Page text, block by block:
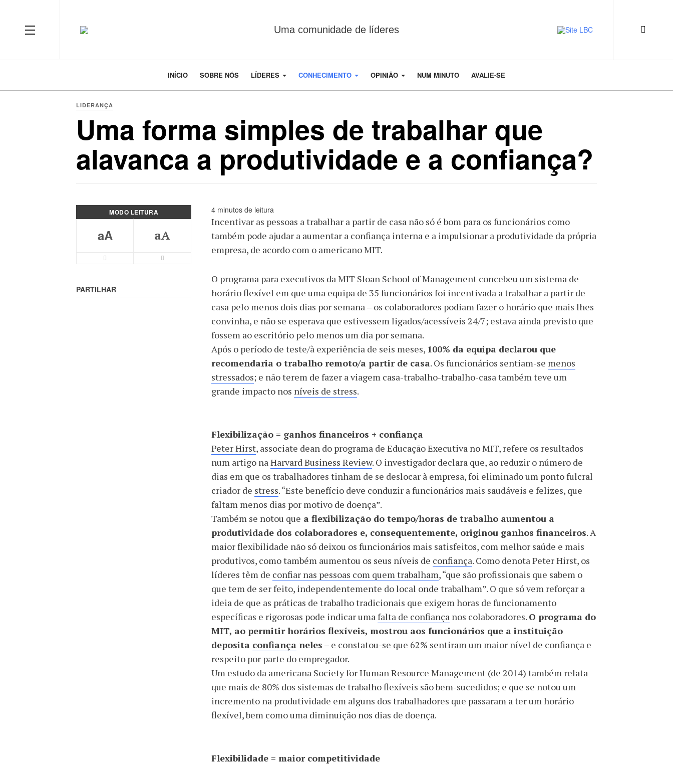
Uma comunidade de líderes
INÍCIO SOBRE NÓS LÍDERES CONHECIMENTO OPINIÃO NUM MINUTO AVALIE-SE
LIDERANÇA
Uma forma simples de trabalhar que
alavanca a produtividade e a confiança?
MODO LEITURA
aA aA
PARTILHAR
4 minutos de leitura
Incentivar as pessoas a trabalhar a partir de casa não só é bom para os funcionários como
também pode ajudar a aumentar a confiança interna e a impulsionar a produtividade da própria
empresa, de acordo com o americano MIT.
O programa para executivos daMIT Sloan School of Management concebeu um sistema de
horário flexível em que uma equipa de 35 funcionários foi incentivada a trabalhar a partir de
casa pelo menos dois dias por semana – os colaboradores podiam fazer o horário que mais lhes
convinha, e não se esperava que estivessem ligados/acessíveis 24/7; estava ainda previsto que
fossem ao escritório pelo menos um dia por semana.
Após o período de teste/à experiência de seis meses, 100% da equipa declarou que
recomendaria o trabalho remoto/a partir de casa. Os funcionários sentiam-se menos
stressados; e não terem de fazer a viagem casa-trabalho-trabalho-casa também teve um
grande impacto nos níveis de stress.
Flexibilização = ganhos financeiros + confiança
Peter Hirst, associate dean do programa de Educação Executiva no MIT, refere os resultados
num artigo naHarvard Business Review. O investigador declara que, ao reduzir o número de
dias em que os trabalhadores tinham de se deslocar à empresa, foi eliminado um ponto fulcral
criador de stress. “Este benefício deve conduzir a funcionários mais saudáveis ​​e felizes, que
faltam menos dias por motivo de doença”.
Também se notou que a flexibilização do tempo/horas de trabalho aumentou a
produtividade dos colaboradores e, consequentemente, originou ganhos financeiros. A
maior flexibilidade não só deixou os funcionários mais satisfeitos, com melhor saúde e mais
produtivos, como também aumentou os seus níveis de confiança. Como denota Peter Hirst, os
líderes têm de confiar nas pessoas com quem trabalham, “que são profissionais que sabem o
que tem de ser feito, independentemente do local onde trabalham”. O que só vem reforçar a
ideia de que as práticas de trabalho tradicionais que exigem horas de funcionamento
específicas e rigorosas pode indicar umafalta de confiança nos colaboradores. O programa do
MIT, ao permitir horários flexíveis, mostrou aos funcionários que a instituição
deposita confiança neles – e constatou-se que 62% sentiram um maior nível de confiança e
respeito por parte do empregador.
Um estudo da americana Society for Human Resource Management (de 2014) também relata
que mais de 80% dos sistemas de trabalho flexíveis são bem-sucedidos; e que se notou um
incremento na produtividade em alguns dos trabalhadores que passaram a ter um horário
flexível, bem como uma diminuição nos dias de doença.
Flexibilidade = maior competitividade